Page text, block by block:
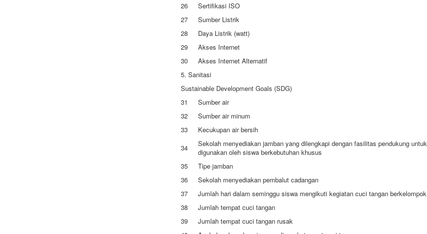
26
Sertifikasi ISO
27
Sumber Listrik
28
Daya Listrik (watt)
29
Akses Internet
30
Akses Internet Alternatif
5. Sanitasi
Sustainable Development Goals (SDG)
31
Sumber air
32
Sumber air minum
33
Kecukupan air bersih
34
Sekolah menyediakan jamban yang dilengkapi dengan fasilitas pendukung untuk
digunakan oleh siswa berkebutuhan khusus
35
Tipe jamban
36
Sekolah menyediakan pembalut cadangan
37
Jumlah hari dalam seminggu siswa mengikuti kegiatan cuci tangan berkelompok
38
Jumlah tempat cuci tangan
39
Jumlah tempat cuci tangan rusak